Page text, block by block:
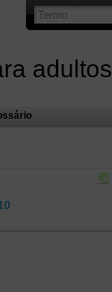
adultos